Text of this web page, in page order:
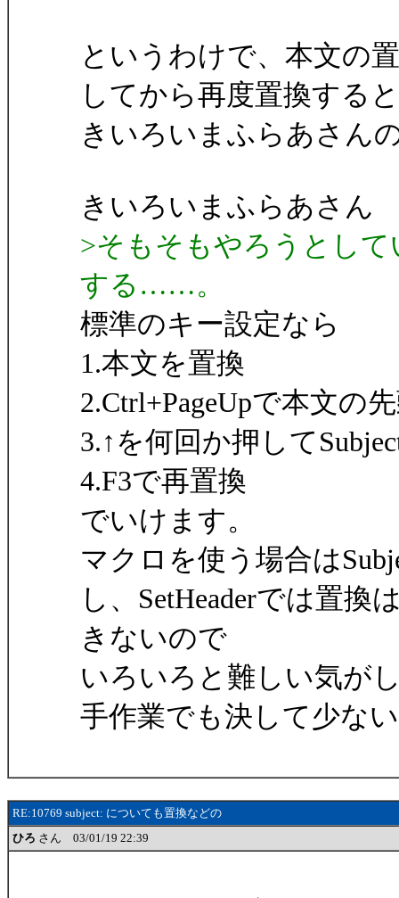
というわけで、本文の
してから再度置換する
きいろいまふらあさん
きいろいまふらあさん
>そもそもやろうとし
する……。
標準のキー設定なら
1.本文を置換
2.Ctrl+PageUpで本文の
3.↑を何回か押して
4.F3で再置換
でいけます。
マクロを使う場合は
し、SetHeaderでは置換
きないので
いろいろと難しい気が
手作業でも決して少な
RE:10769 subject: についても置換などの
ひろ さん 03/01/19 22:39